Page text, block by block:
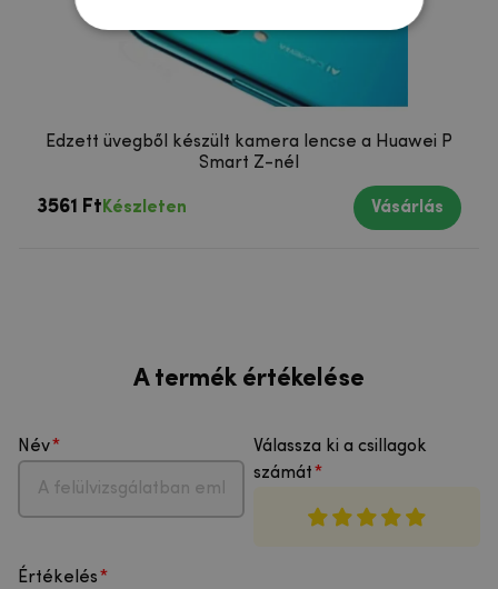
Edzett üvegből készült kamera lencse a Huawei P
Smart Z-nél
3561 Ft Készleten Vásárlás
A termék értékelése
Név
Válassza ki a csillagok
számát
Értékelés